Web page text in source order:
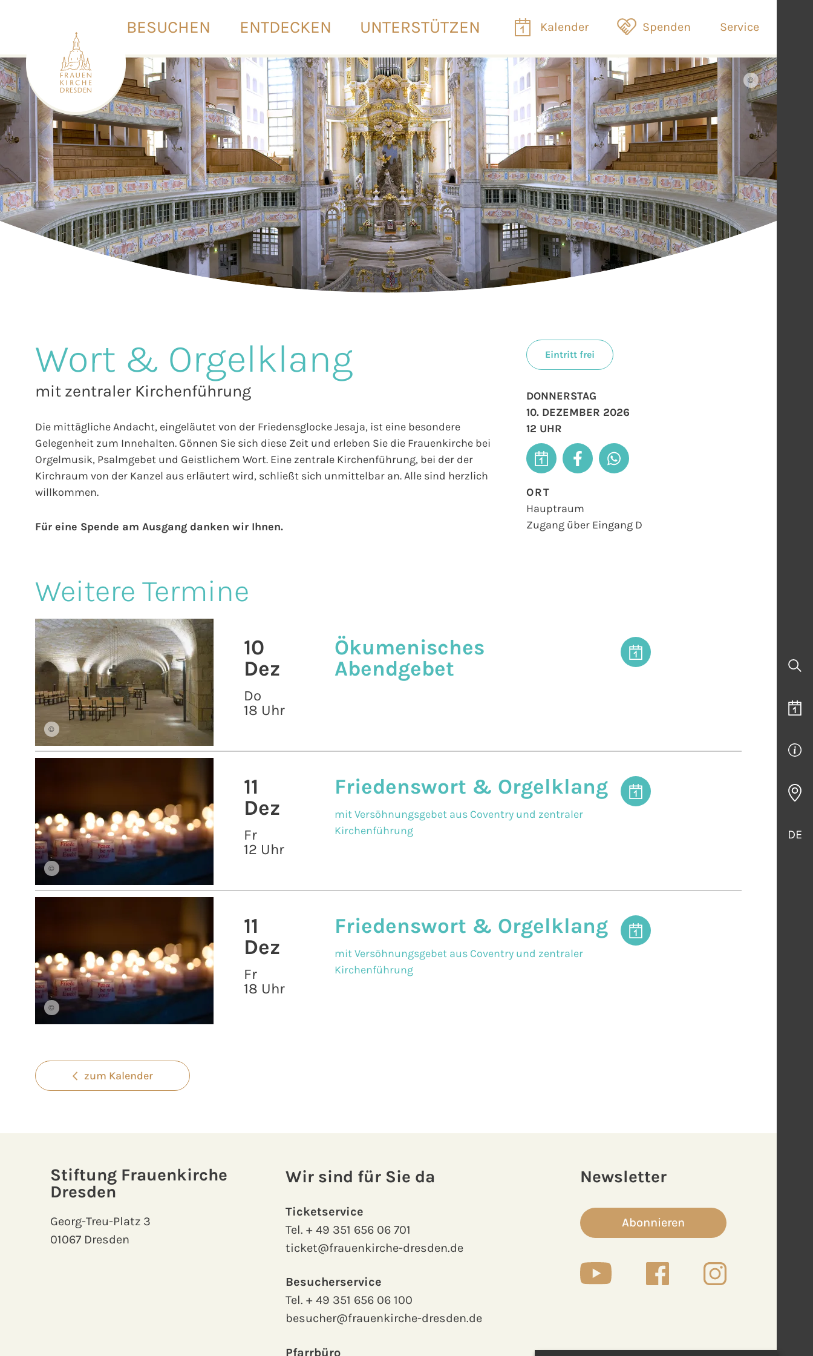
BESUCHEN ENTDECKEN UNTERSTÜTZEN Kalender Spenden Service
©
Wort & Orgelklang
mit zentraler Kirchenführung
Die mittägliche Andacht, eingeläutet von der Friedensglocke Jesaja, ist eine besondere
Gelegenheit zum Innehalten. Gönnen Sie sich diese Zeit und erleben Sie die Frauenkirche bei
Orgelmusik, Psalmgebet und Geistlichem Wort. Eine zentrale Kirchenführung, bei der der
Kirchraum von der Kanzel aus erläutert wird, schließt sich unmittelbar an. Alle sind herzlich
willkommen.
Für eine Spende am Ausgang danken wir Ihnen.
Eintritt frei
DONNERSTAG
10. DEZEMBER 2026
12 UHR
ORT
Hauptraum
Zugang über Eingang D
Weitere Termine
©
10
Dez
Do
18 Uhr
Ökumenisches
Abendgebet
©
11
Dez
Fr
12 Uhr
Friedenswort & Orgelklang
mit Versöhnungsgebet aus Coventry und zentraler
Kirchenführung
©
11
Dez
Fr
18 Uhr
Friedenswort & Orgelklang
mit Versöhnungsgebet aus Coventry und zentraler
Kirchenführung
zum Kalender
Stiftung Frauenkirche
Dresden
Georg-Treu-Platz 3
01067 Dresden
Wir sind für Sie da
Ticketservice
Tel.+ 49 351 656 06 701
ticket@frauenkirche-dresden.de
Besucherservice
Tel.+ 49 351 656 06 100
besucher@frauenkirche-dresden.de
Pfarrbüro
Newsletter
Abonnieren
DE